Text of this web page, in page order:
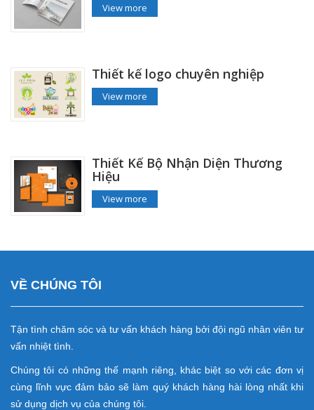
View more
Thiết kế logo chuyên nghiệp
View more
Thiết Kế Bộ Nhận Diện Thương
Hiệu
View more
VỀ CHÚNG TÔI
Tận tình chăm sóc và tư vấn khách hàng bởi đội ngũ nhân viên tư
vấn nhiệt tình.
Chúng tôi có những thế mạnh riêng, khác biệt so với các đơn vị
cùng lĩnh vực đảm bảo sẽ làm quý khách hàng hài lòng nhất khi
sử dụng dịch vụ của chúng tôi.